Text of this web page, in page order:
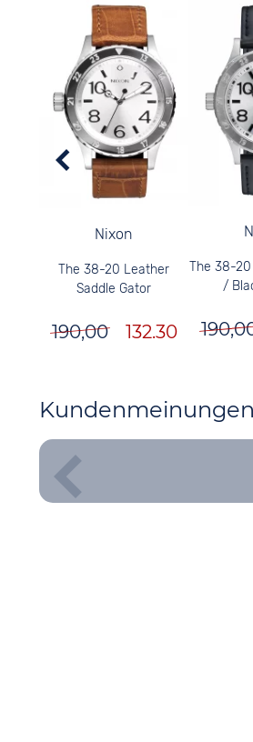
Nixon
The 38-20 Leather
Saddle Gator
190,00 132.30
The 38-
/